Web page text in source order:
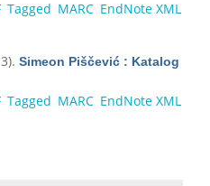
Tagged MARC EndNote XML
Simeon Piščević : Katalog
Tagged MARC EndNote XML